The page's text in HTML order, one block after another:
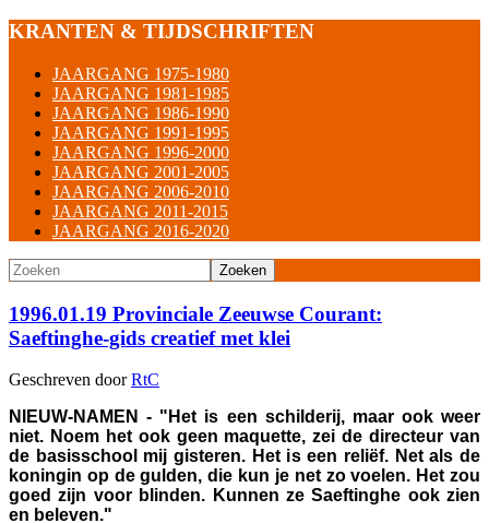
KRANTEN & TIJDSCHRIFTEN
JAARGANG 1975-1980
JAARGANG 1981-1985
JAARGANG 1986-1990
JAARGANG 1991-1995
JAARGANG 1996-2000
JAARGANG 2001-2005
JAARGANG 2006-2010
JAARGANG 2011-2015
JAARGANG 2016-2020
Zoeken
1996.01.19 Provinciale Zeeuwse Courant:
Saeftinghe-gids creatief met klei
Geschreven doorRtC
NIEUW-NAMEN - "Het is een schilderij, maar ook weer
niet. Noem het ook geen maquette, zei de directeur van
de basisschool mij gisteren. Het is een reliëf. Net als de
koningin op de gulden, die kun je net zo voelen. Het zou
goed zijn voor blinden. Kunnen ze Saeftinghe ook zien
en beleven."